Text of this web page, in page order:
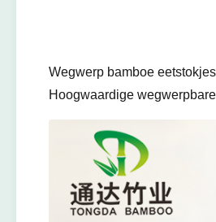
Wegwerp bamboe eetstokjes
Hoogwaardige